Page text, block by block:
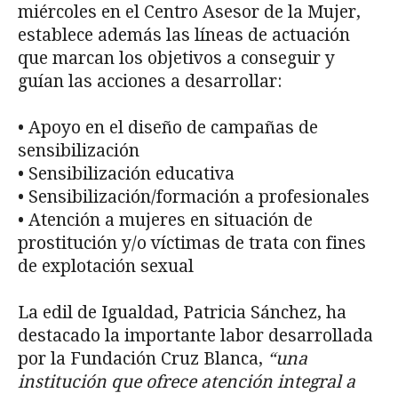
miércoles en el Centro Asesor de la Mujer,
establece además las líneas de actuación
que marcan los objetivos a conseguir y
guían las acciones a desarrollar:
• Apoyo en el diseño de campañas de
sensibilización
• Sensibilización educativa
• Sensibilización/formación a profesionales
• Atención a mujeres en situación de
prostitución y/o víctimas de trata con fines
de explotación sexual
La edil de Igualdad, Patricia Sánchez, ha
destacado la importante labor desarrollada
por la Fundación Cruz Blanca, “una
institución que ofrece atención integral a